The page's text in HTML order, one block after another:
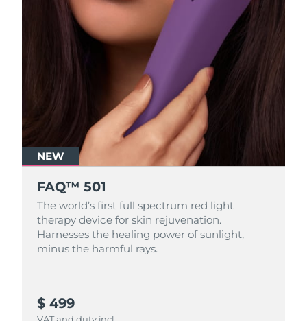
NEW
FAQ™ 501
The world’s first full spectrum red light
therapy device for skin rejuvenation.
Harnesses the healing power of sunlight,
minus the harmful rays.
$ 499